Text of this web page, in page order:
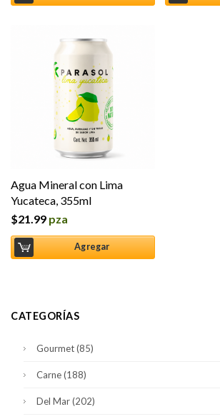
Agua Mineral con Lima
Yucateca, 355ml
$21.99 pza
Agregar
CATEGORÍAS
Gourmet(85)
Carne(188)
Del Mar(202)